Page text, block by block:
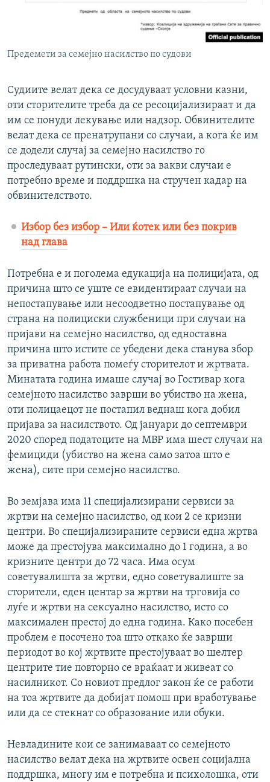
Предемети за семејно насилство по судови
Судиите велат дека се досудуваат условни казни,
оти сторителите треба да се ресоцијализираат и да
им се понуди лекување или надзор. Обвинителите
велат дека се пренатрупани со случаи, а кога ќе им
се додели случај за семејно насилство го
проследуваат рутински, оти за вакви случаи е
потребно време и поддршка на стручен кадар на
обвинителството.
Избор без избор – Или ќотек или без покрив
над глава
Потребна е и поголема едукација на полицијата, од
причина што се уште се евидентираат случаи на
непостапување или несоодветно постапување од
страна на полициски службеници при случаи на
пријави на семејно насилство, од едноставна
причина што истите се убедени дека станува збор
за приватна работа помеѓу сторителот и жртвата.
Минатата година имаше случај во Гостивар кога
семејното насилство заврши во убиство на жена,
оти полицаецот не постапил веднаш кога добил
пријава за насилството. Од јануари до септември
2020 според податоците на МВР има шест случаи на
фемициди (убиство на жена само затоа што е
жена), сите при семејно насилство.
Во земјава има 11 специјализирани сервиси за
жртви на семејно насилство, од кои 2 се кризни
центри. Во специјализираните сервиси една жртва
може да престојува максимално до 1 година, а во
кризните центри до 72 часа. Има осум
советувалишта за жртви, едно советувалиште за
сторители, еден центар за жртви на трговија со
луѓе и жртви на сексуално насилство, исто со
максимален престој до една година. Како посебен
проблем е посочено тоа што откако ќе заврши
периодот во кој жртвите престојуваат во шелтер
центрите тие повторно се враќаат и живеат со
насилникот. Со новиот предлог закон ќе се работи
на тоа жртвите да добијат помош при вработување
или да се стекнат со образование или обуки.
Невладините кои се занимаваат со семејното
насилство велат дека нa жртвите освен социјална
поддршка, многу им е потребна и психолошка, оти